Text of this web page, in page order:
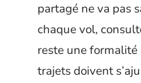
partagé ne va pas
chaque vol,
reste une
trajets doivent